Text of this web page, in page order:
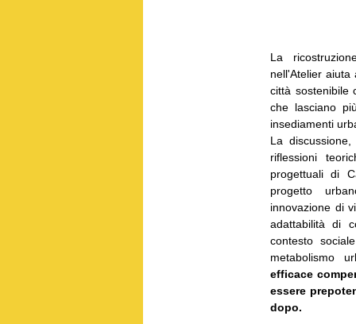
La
nell'Atelier
città sostenibile
che lasciano
insediamenti
La
riflessioni
progettuali di
progetto
innovazione di
adattabilità di
contesto
metabolismo
efficace
essere
dopo.